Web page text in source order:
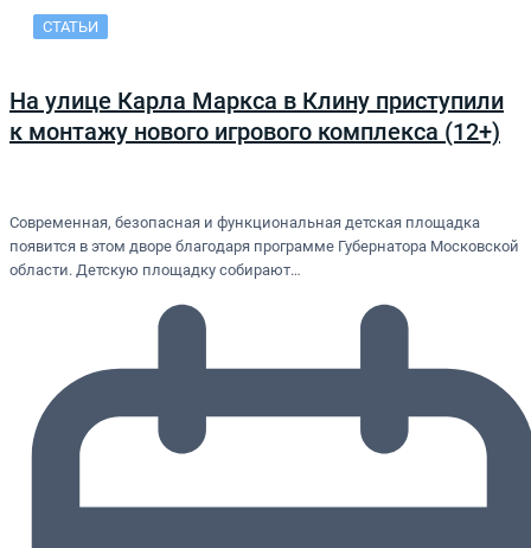
СТАТЬИ
На улице Карла Маркса в Клину приступили
к монтажу нового игрового комплекса (12+)
Современная, безопасная и функциональная детская площадка
появится в этом дворе благодаря программе Губернатора Московской
области. Детскую площадку собирают…